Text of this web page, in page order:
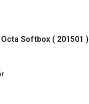
Softbox ( 201501 )